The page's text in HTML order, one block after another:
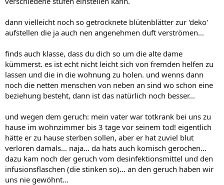
dann vielleicht noch so getrocknete blütenblätter zur 'deko'
aufstellen die ja auch nen angenehmen duft verströmen...
finds auch klasse, dass du dich so um die alte dame
kümmerst. es ist echt nicht leicht sich von fremden helfen zu
lassen und die in die wohnung zu holen. und wenns dann
noch die netten menschen von neben an sind wo schon eine
beziehung besteht, dann ist das natürlich noch besser...
und wegen dem geruch: mein vater war totkrank bei uns zu
hause im wohnzimmer bis 3 tage vor seinem tod! eigentlich
hätte er zu hause sterben sollen, aber er hat zuviel blut
verloren damals... naja... da hats auch komisch gerochen...
dazu kam noch der geruch vom desinfektionsmittel und den
infusionsflaschen (die stinken so)... an den geruch haben wir
uns nie gewöhnt...